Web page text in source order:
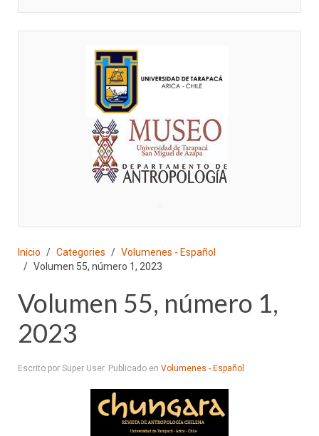
Inicio Categories
Volumenes - Español
Volumen 55, número 1, 2023
Volumen 55, número 1,
2023
Escrito por Super User. Publicado en Volumenes - Español